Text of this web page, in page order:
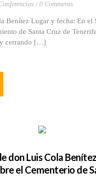
0 Comments
Benítez Lugar y fecha: En el
de Santa Cruz de
cerrando […]
don Luis Cola
el Cementerio de